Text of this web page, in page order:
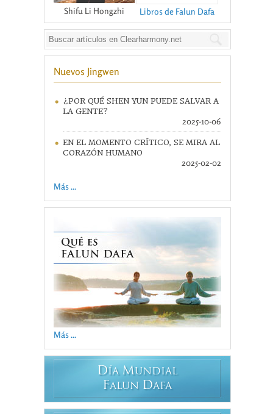
Shifu Li Hongzhi Libros de Falun Dafa
Nuevos Jingwen
¿POR QUÉ SHEN YUN PUEDE SALVAR A
LA GENTE?
2025-10-06
EN EL MOMENTO CRÍTICO, SE MIRA AL
CORAZÓN HUMANO
2025-02-02
Más ...
Más ...
DÍA MUNDIAL
FALUN DAFA